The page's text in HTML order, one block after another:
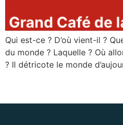
Qui est-ce ? D’où vient-il ?
du monde ? Laquelle ? Où
? Il détricote le monde